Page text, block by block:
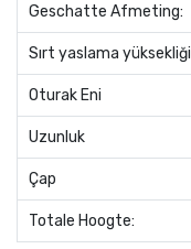
Geschatte Afmeting:
Sırt yaslama yüksekliği
Oturak Eni
Uzunluk
Çap
Totale Hoogte: